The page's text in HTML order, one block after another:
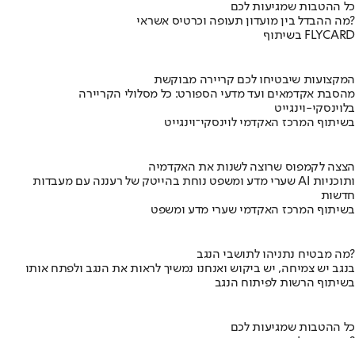
כל ההטבות שמגיעות לכם
מה ההבדל בין מועדון תעופה וכרטיס אשראי?
בשיתוף FLYCARD
המקצועות שיבטיחו לכם קריירה מבוקשת
מהסבת אקדמאים ועד מדעי הספורט: כל מסלולי הקריירה
בלוינסקי-וינגייט
בשיתוף המרכז האקדמי לוינסקי־וינגייט
הצצה לקמפוס שרוצה לשנות את האקדמיה
שערי מדע ומשפט נוחת בהייטק של רעננה עם מעבדות AI ותוכניות
חדשות
בשיתוף המרכז האקדמי שערי מדע ומשפט
מה מבטיח נתניהו לתושבי הנגב?
בנגב יש צמיחה, יש ביקוש ואנחנו נמשיך לראות את הנגב ולפתח אותו
בשיתוף הרשות לפיתוח הנגב
כל ההטבות שמגיעות לכם